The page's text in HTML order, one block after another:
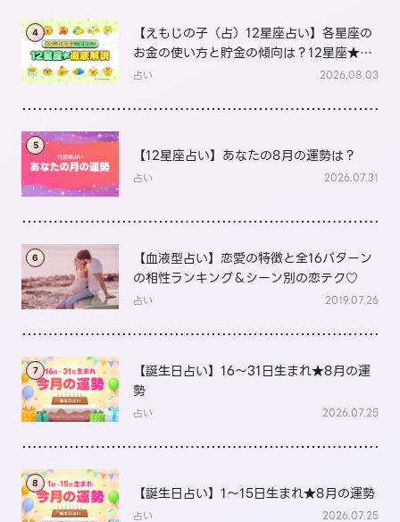
4
【えもじの子（占）12星座占い】各星座の
お金の使い方と貯金の傾向は？12星座★徹
底解説
占い 2026.08.03
5
【12星座占い】あなたの8月の運勢は？
占い 2026.07.31
6
【血液型占い】恋愛の特徴と全16パターン
の相性ランキング＆シーン別の恋テク♡
占い 2019.07.26
7
【誕生日占い】16～31日生まれ★8月の運
勢
占い 2026.07.25
8
【誕生日占い】1～15日生まれ★8月の運勢
占い 2026.07.25